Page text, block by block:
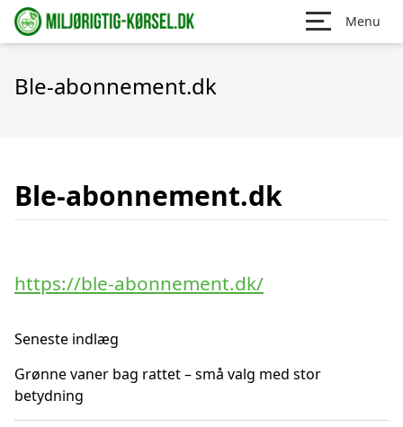
Menu
Ble-abonnement.dk
Ble-abonnement.dk
https://ble-abonnement.dk/
Seneste indlæg
Grønne vaner bag rattet – små valg med stor
betydning